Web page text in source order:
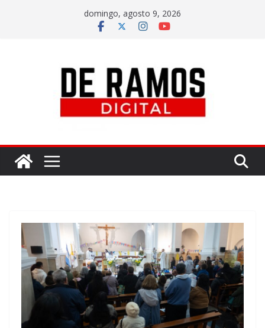
domingo, agosto 9, 2026